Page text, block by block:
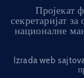
Пројекат
секретаријат
националне
Izrada web